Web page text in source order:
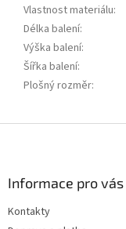
Vlastnost materiálu:
Délka balení:
Výška balení:
Šířka balení:
Plošný rozměr:
Informace pro vás
Kontakty